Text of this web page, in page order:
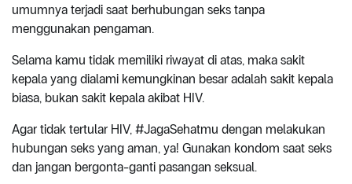
umumnya terjadi saat berhubungan seks tanpa
menggunakan pengaman.
Selama kamu tidak memiliki riwayat di atas, maka sakit
kepala yang dialami kemungkinan besar adalah sakit kepala
biasa, bukan sakit kepala akibat HIV.
Agar tidak tertular HIV, #JagaSehatmu dengan melakukan
hubungan seks yang aman, ya! Gunakan kondom saat seks
dan jangan bergonta-ganti pasangan seksual.